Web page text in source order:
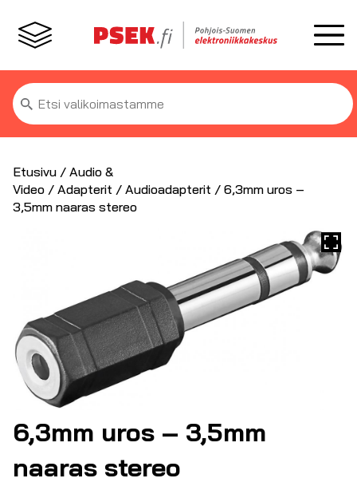
Etsi:
Etusivu / Audio &
Video / Adapterit / Audioadapterit / 6,3mm uros –
3,5mm naaras stereo
6,3mm uros – 3,5mm
naaras stereo